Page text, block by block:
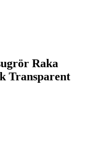
Raka
Transparent